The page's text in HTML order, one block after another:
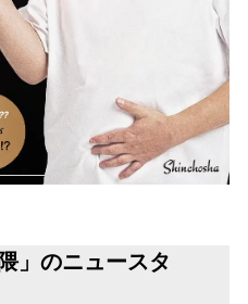
」のニュースタ